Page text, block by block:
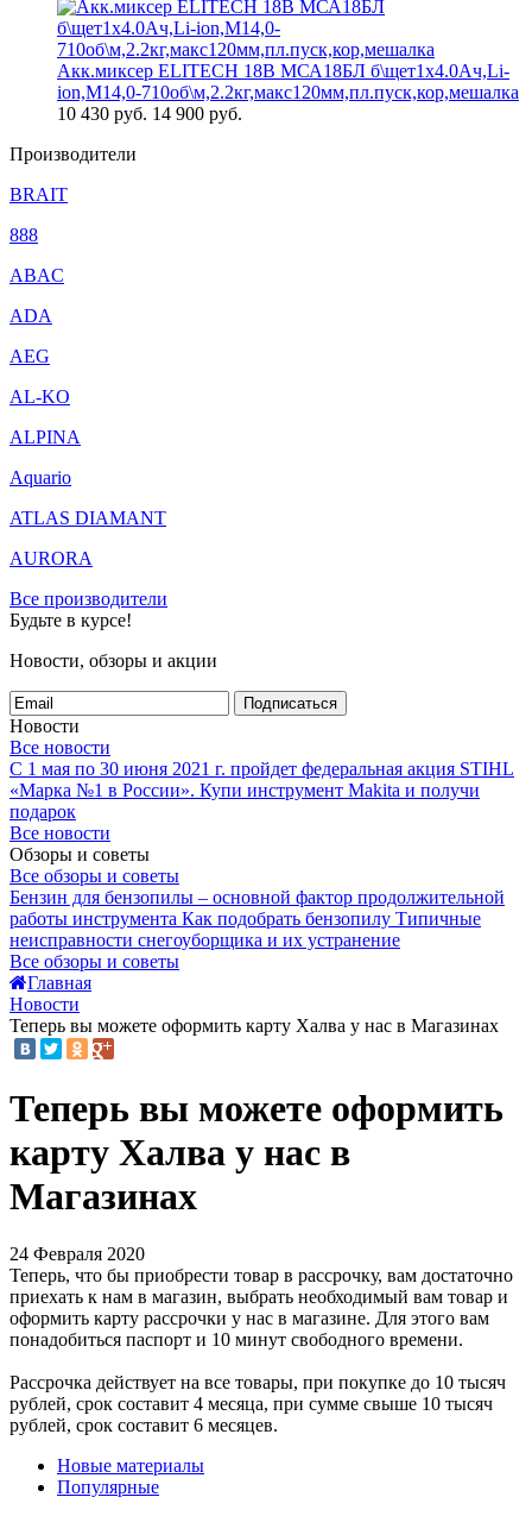
Акк.миксер ELITECH 18В МСА18БЛ б\щет1х4.0Ач,Li-
ion,М14,0-710об\м,2.2кг,макс120мм,пл.пуск,кор,мешалка
10 430 руб. 14 900 руб.
Производители
BRAIT
888
ABAC
ADA
AEG
AL-KO
ALPINA
Aquario
ATLAS DIAMANT
AURORA
Все производители
Будьте в курсе!
Новости, обзоры и акции
Подписаться
Новости
Все новости
С 1 мая по 30 июня 2021 г. пройдет федеральная акция STIHL
«Марка №1 в России». Купи инструмент Makita и получи
подарок
Все новости
Обзоры и советы
Все обзоры и советы
Бензин для бензопилы – основной фактор продолжительной
работы инструмента Как подобрать бензопилу Типичные
неисправности снегоуборщика и их устранение
Все обзоры и советы
Главная
Новости
Теперь вы можете оформить карту Халва у нас в Магазинах
Теперь вы можете оформить
карту Халва у нас в
Магазинах
24 Февраля 2020
Теперь, что бы приобрести товар в рассрочку, вам достаточно
приехать к нам в магазин, выбрать необходимый вам товар и
оформить карту рассрочки у нас в магазине. Для этого вам
понадобиться паспорт и 10 минут свободного времени.
Рассрочка действует на все товары, при покупке до 10 тысяч
рублей, срок составит 4 месяца, при сумме свыше 10 тысяч
рублей, срок составит 6 месяцев.
Новые материалы
Популярные